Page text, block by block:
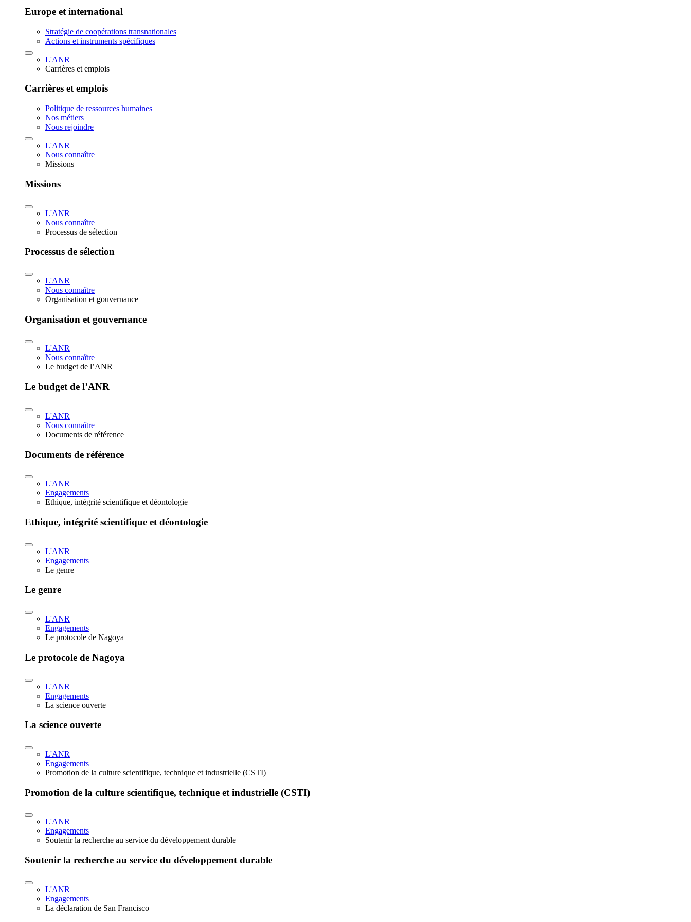
Europe et international
Stratégie de coopérations transnationales
Actions et instruments spécifiques
L'ANR
Carrières et emplois
Carrières et emplois
Politique de ressources humaines
Nos métiers
Nous rejoindre
L'ANR
Nous connaître
Missions
Missions
L'ANR
Nous connaître
Processus de sélection
Processus de sélection
L'ANR
Nous connaître
Organisation et gouvernance
Organisation et gouvernance
L'ANR
Nous connaître
Le budget de l’ANR
Le budget de l’ANR
L'ANR
Nous connaître
Documents de référence
Documents de référence
L'ANR
Engagements
Ethique, intégrité scientifique et déontologie
Ethique, intégrité scientifique et déontologie
L'ANR
Engagements
Le genre
Le genre
L'ANR
Engagements
Le protocole de Nagoya
Le protocole de Nagoya
L'ANR
Engagements
La science ouverte
La science ouverte
L'ANR
Engagements
Promotion de la culture scientifique, technique et industrielle (CSTI)
Promotion de la culture scientifique, technique et industrielle (CSTI)
L'ANR
Engagements
Soutenir la recherche au service du développement durable
Soutenir la recherche au service du développement durable
L'ANR
Engagements
La déclaration de San Francisco